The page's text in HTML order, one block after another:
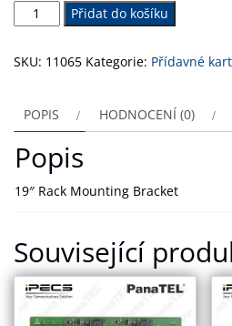
iPECS
eMG100
množství
Přidat do košíku
SKU: 11065 Kategorie: Přídavné
POPIS HODNOCENÍ (0)
Popis
19″ Rack Mounting Bracket
Související